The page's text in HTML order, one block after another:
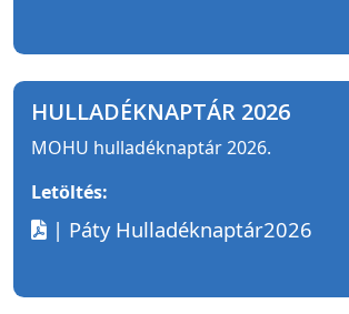
HULLADÉKNAPTÁR 2026
MOHU hulladéknaptár 2026.
Letöltés:
| Páty Hulladéknaptár2026